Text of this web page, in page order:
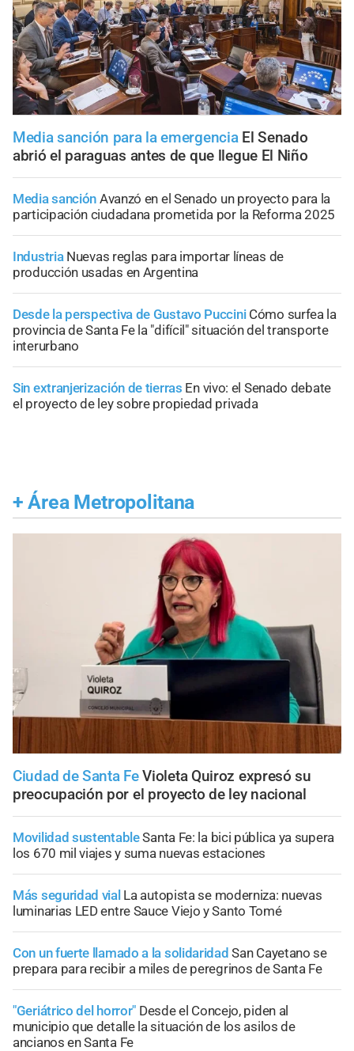
Media sanción para la emergencia El Senado
abrió el paraguas antes de que llegue El Niño
Media sanción Avanzó en el Senado un proyecto para la
participación ciudadana prometida por la Reforma 2025
Industria Nuevas reglas para importar líneas de
producción usadas en Argentina
Desde la perspectiva de Gustavo Puccini Cómo surfea la
provincia de Santa Fe la "difícil" situación del transporte
interurbano
Sin extranjerización de tierras En vivo: el Senado debate
el proyecto de ley sobre propiedad privada
+ Área Metropolitana
Ciudad de Santa Fe Violeta Quiroz expresó su
preocupación por el proyecto de ley nacional
Movilidad sustentableSanta Fe: la bici pública ya supera
los 670 mil viajes y suma nuevas estaciones
Más seguridad vial La autopista se moderniza: nuevas
luminarias LED entre Sauce Viejo y Santo Tomé
Con un fuerte llamado a la solidaridad San Cayetano se
prepara para recibir a miles de peregrinos de Santa Fe
"Geriátrico del horror" Desde el Concejo, piden al
municipio que detalle la situación de los asilos de
ancianos en Santa Fe